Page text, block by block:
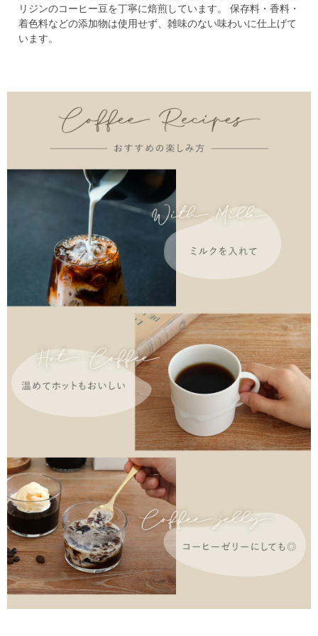
リジンのコーヒー豆を丁寧に焙煎しています。
保存料・香料・
着色料などの添加物は使用せず、雑味のない味わいに仕上げて
います。